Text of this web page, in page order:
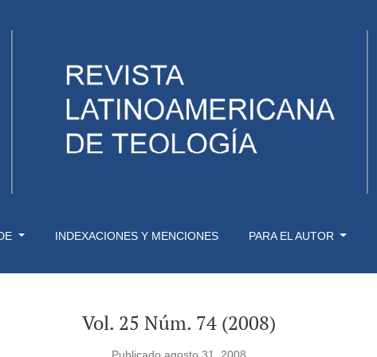
INDEXACIONES Y MENCIONES PARA EL AUTOR
Vol. 25 Núm. 74 (2008)